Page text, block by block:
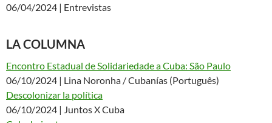
06/04/2024 | Entrevistas
LA COLUMNA
Encontro Estadual de Solidariedade a Cuba: São Paulo
06/10/2024 | Lina Noronha / Cubanías (Português)
Descolonizar la política
06/10/2024 | Juntos X Cuba